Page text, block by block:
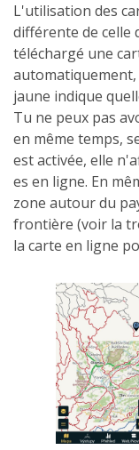
L'utilisation des
différente de celle
téléchargé une
automatiquement,
jaune indique
Tu ne peux pas
en même temps,
est activée, elle
es en ligne. En
zone autour du
frontière (voir la
la carte en ligne